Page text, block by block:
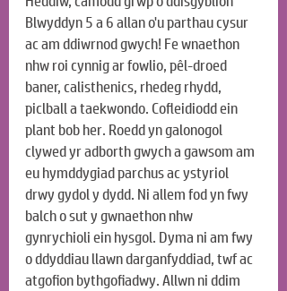
Blwyddyn 5 a 6 allan o'u parthau cysur
ac am ddiwrnod gwych! Fe wnaethon
nhw roi cynnig ar fowlio, pêl-droed
baner, calisthenics, rhedeg rhydd,
piclball a taekwondo. Cofleidiodd ein
plant bob her. Roedd yn galonogol
clywed yr adborth gwych a gawsom am
eu hymddygiad parchus ac ystyriol
drwy gydol y dydd. Ni allem fod yn fwy
balch o sut y gwnaethon nhw
gynrychioli ein hysgol. Dyma ni am fwy
o ddyddiau llawn darganfyddiad, twf ac
atgofion bythgofiadwy. Allwn ni ddim